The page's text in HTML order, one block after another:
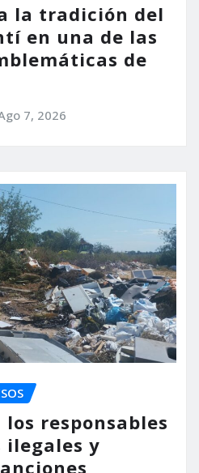
la tradición del
en una de las
de
7, 2026
responsables
ilegales y